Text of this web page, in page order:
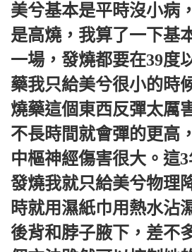
美兮基本是平時沒小病
是高燒，我算了一下基
一場，發燒都要在39度
藥我只給美兮很小的時
燒藥這個東西反彈太厲
不長時間就會彈的更高
中樞神經傷害很大。這
發燒我就只給美兮物理
時就用濕紙巾用熱水沾
後背和脖子腋下，差不